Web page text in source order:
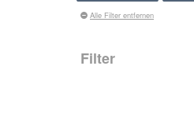
Alle Filter entfernen
Filter